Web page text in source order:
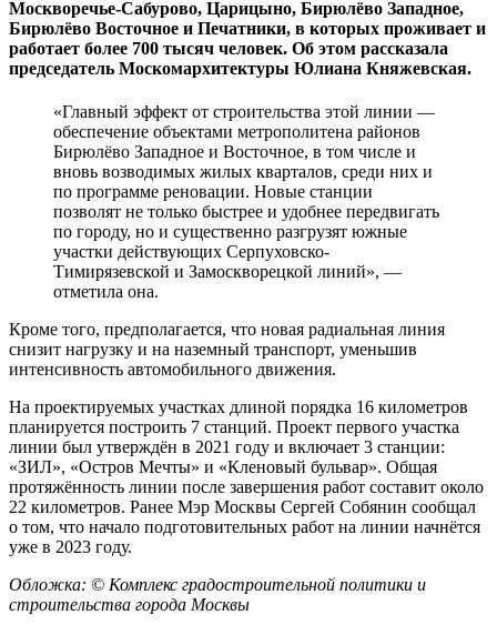
Москворечье-Сабурово, Царицыно, Бирюлёво Западное,
Бирюлёво Восточное и Печатники, в которых проживает и
работает более 700 тысяч человек. Об этом рассказала
председатель Москомархитектуры Юлиана Княжевская.
«Главный эффект от строительства этой линии —
обеспечение объектами метрополитена районов
Бирюлёво Западное и Восточное, в том числе и
вновь возводимых жилых кварталов, среди них и
по программе реновации. Новые станции
позволят не только быстрее и удобнее передвигать
по городу, но и существенно разгрузят южные
участки действующих Серпуховско-
Тимирязевской и Замоскворецкой линий», —
отметила она.
Кроме того, предполагается, что новая радиальная линия
снизит нагрузку и на наземный транспорт, уменьшив
интенсивность автомобильного движения.
На проектируемых участках длиной порядка 16 километров
планируется построить 7 станций. Проект первого участка
линии был утверждён в 2021 году и включает 3 станции:
«ЗИЛ», «Остров Мечты» и «Кленовый бульвар». Общая
протяжённость линии после завершения работ составит около
22 километров. Ранее Мэр Москвы Сергей Собянин сообщал
о том, что начало подготовительных работ на линии начнётся
уже в 2023 году.
Обложка: © Комплекс градостроительной политики и
строительства города Москвы